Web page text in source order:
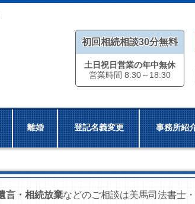
初回相続相談30分無料
土日祝日営業の年中無休
営業時間 8:30～18:30
離婚 登記名義変更 事務所紹
言・相続放棄などのご相談は美馬司法書士